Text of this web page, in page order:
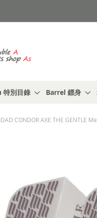
特別目錄
Barrel 鏢身
CONDOR AXE THE GENTLE